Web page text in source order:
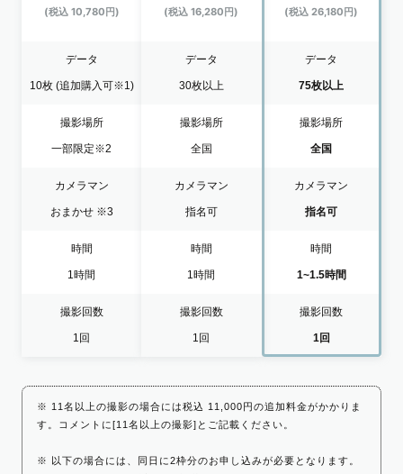
(税込 10,780円)
データ
10枚 (追加購入可※1)
撮影場所
一部限定※2
カメラマン
おまかせ ※3
時間
1時間
撮影回数
1回
(税込 16,280円)
データ
30枚以上
撮影場所
全国
カメラマン
指名可
時間
1時間
撮影回数
1回
(税込 26,180円)
データ
75枚以上
撮影場所
全国
カメラマン
指名可
時間
1~1.5時間
撮影回数
1回
※ 11名以上の撮影の場合には税込 11,000円の追加料金がかかりま
す。コメントに[11名以上の撮影]とご記載ください。
※ 以下の場合には、同日に2枠分のお申し込みが必要となります。